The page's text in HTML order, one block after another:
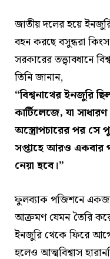
জাতীয় দলের হয়ে
বহন করছে বসুন্ধরা
সরকারের তত্ত্বাবধানে
তিনি জানান,
“বিশ্বনাথের ইনজুরি
কার্টিলেজে, যা
অস্ত্রোপচারের পর সে
সপ্তাহে আরও একবার
নেয়া হবে।”
ফুলব্যাক পজিশনে
আক্রমণ যেমন তৈরি
ইনজুরি থেকে ফিরে
হলেও আত্মবিশ্বাস